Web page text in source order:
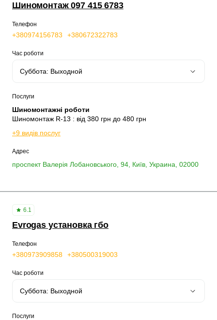
Шиномонтаж 097 415 6783
Телефон
+380974156783 +380672322783
Час роботи
Послуги
Шиномонтажні роботи
Шиномонтаж R-13 : від 380 грн до 480 грн
+9 видів послуг
Адрес
проспект Валерія Лобановського, 94, Київ, Украина, 02000
6.1
Evrogas установка гбо
Телефон
+380973909858 +380500319003
Час роботи
Послуги